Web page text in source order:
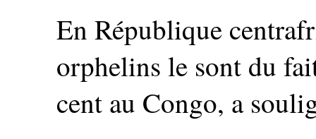
En République
orphelins le sont du
cent au Congo, a